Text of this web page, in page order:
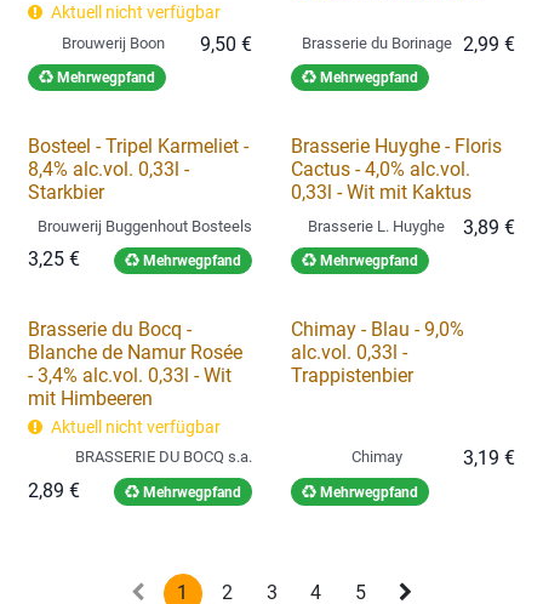
Aktuell nicht verfügbar
Brouwerij Boon 9,50 €
Mehrwegpfand
Brasserie du Borinage 2,99 €
Mehrwegpfand
Bosteel - Tripel Karmeliet -
8,4% alc.vol. 0,33l -
Starkbier
Brouwerij Buggenhout Bosteels
3,25 € Mehrwegpfand
Brasserie Huyghe - Floris
Cactus - 4,0% alc.vol.
0,33l - Wit mit Kaktus
Brasserie L. Huyghe 3,89 €
Mehrwegpfand
Brasserie du Bocq -
Blanche de Namur Rosée
- 3,4% alc.vol. 0,33l - Wit
mit Himbeeren
Aktuell nicht verfügbar
BRASSERIE DU BOCQ s.a.
2,89 € Mehrwegpfand
Chimay - Blau - 9,0%
alc.vol. 0,33l -
Trappistenbier
Chimay 3,19 €
Mehrwegpfand
1 2 3 4 5